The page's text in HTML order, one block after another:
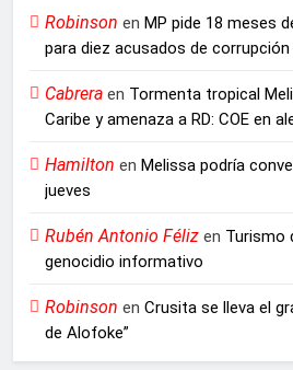
Robinson en MP pide 18 meses
para diez acusados de
Cabrera en Tormenta tropical
Caribe y amenaza a RD: COE en
Hamilton en Melissa podría
jueves
Rubén Antonio Féliz en Turismo
genocidio informativo
Robinson en Crusita se lleva el
de Alofoke”